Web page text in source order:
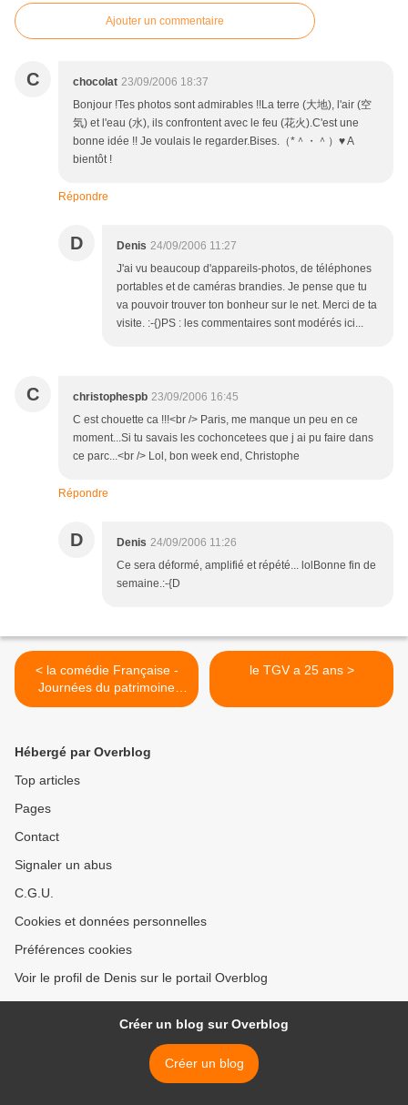
Ajouter un commentaire
C chocolat 23/09/2006 18:37
Bonjour !Tes photos sont admirables !!La terre (大地), l'air (空
気) et l'eau (水), ils confrontent avec le feu (花火).C'est une
bonne idée !! Je voulais le regarder.Bises.（*＾・＾）♥ A
bientôt !
Répondre
D Denis 24/09/2006 11:27
J'ai vu beaucoup d'appareils-photos, de téléphones
portables et de caméras brandies. Je pense que tu
va pouvoir trouver ton bonheur sur le net. Merci de ta
visite. :-{)PS : les commentaires sont modérés ici...
C christophespb 23/09/2006 16:45
C est chouette ca !!!<br /> Paris, me manque un peu en ce
moment...Si tu savais les cochoncetees que j ai pu faire dans
ce parc...<br /> Lol, bon week end, Christophe
Répondre
D Denis 24/09/2006 11:26
Ce sera déformé, amplifié et répété... lolBonne fin de
semaine.:-{D
< la comédie Française -
Journées du patrimoine
2006
le TGV a 25 ans >
Hébergé par Overblog
Top articles
Pages
Contact
Signaler un abus
C.G.U.
Cookies et données personnelles
Préférences cookies
Voir le profil de Denis sur le portail Overblog
Créer un blog sur Overblog
Créer un blog